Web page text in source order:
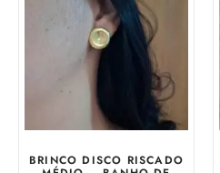
BRINCO DISCO RISCADO